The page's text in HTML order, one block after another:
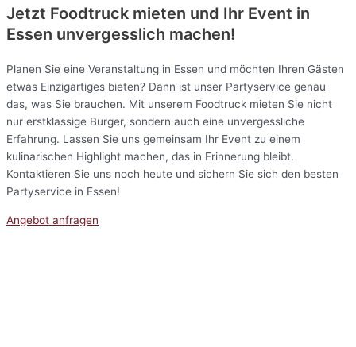
Jetzt Foodtruck mieten und Ihr Event in
Essen unvergesslich machen!
Planen Sie eine Veranstaltung in Essen und möchten Ihren Gästen
etwas Einzigartiges bieten? Dann ist unser Partyservice genau
das, was Sie brauchen. Mit unserem Foodtruck mieten Sie nicht
nur erstklassige Burger, sondern auch eine unvergessliche
Erfahrung. Lassen Sie uns gemeinsam Ihr Event zu einem
kulinarischen Highlight machen, das in Erinnerung bleibt.
Kontaktieren Sie uns noch heute und sichern Sie sich den besten
Partyservice in Essen!
Angebot anfragen